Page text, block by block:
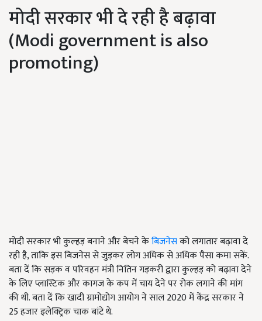
मोदी सरकार भी दे रही है बढ़ावा
(Modi government is also
promoting)
मोदी सरकार भी कुल्हड़ बनाने और बेचने केबिजनेसको लगातार बढ़ावा दे
रही है, ताकि इस बिजनेस से जुड़कर लोग अधिक से अधिक पैसा कमा सकें.
बता दें कि सड़क व परिवहन मंत्री नितिन गड़करी द्वारा कुल्हड़ को बढ़ावा देने
के लिए प्लास्टिक और कागज के कप में चाय देने पर रोक लगाने की मांग
की थी. बता दें कि खादी ग्रामोद्योग आयोग ने साल 2020 में केंद्र सरकार ने
25 हजार इलेक्ट्रिक चाक बांटे थे.